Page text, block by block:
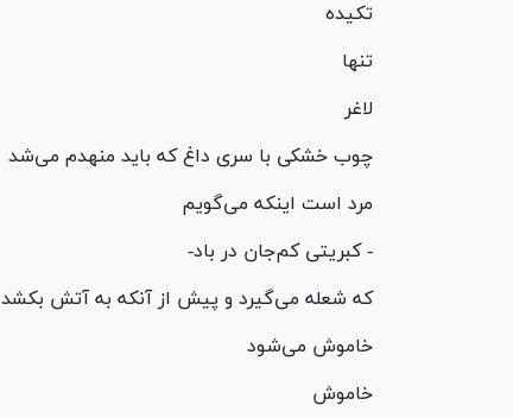
تکیده
تنها
لاغر
چوب خشکی با سری داغ که باید منهدم می‌شد
مرد است اینکه می‌گویم
- کبریتی کم‌جان در باد-
که شعله می‌گیرد و پیش از آنکه به آتش بکشد
خاموش می‌شود
خاموش